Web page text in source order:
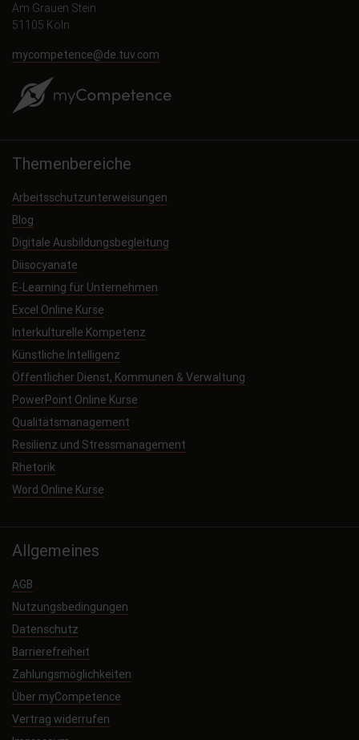
Am Grauen Stein
51105 Köln
mycompetence@de.tuv.com
Themenbereiche
Arbeitsschutzunterweisungen
Blog
Digitale Ausbildungsbegleitung
Diisocyanate
E-Learning für Unternehmen
Excel Online Kurse
Interkulturelle Kompetenz
Künstliche Intelligenz
Öffentlicher Dienst, Kommunen & Verwaltung
PowerPoint Online Kurse
Qualitätsmanagement
Resilienz und Stressmanagement
Rhetorik
Word Online Kurse
Allgemeines
AGB
Nutzungsbedingungen
Datenschutz
Barrierefreiheit
Zahlungsmöglichkeiten
Über myCompetence
Vertrag widerrufen